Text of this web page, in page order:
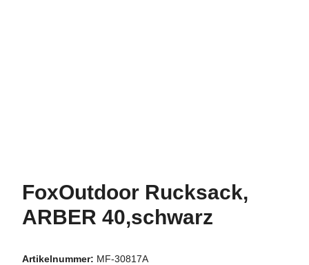
FoxOutdoor Rucksack,
ARBER 40,schwarz
Artikelnummer: MF-30817A